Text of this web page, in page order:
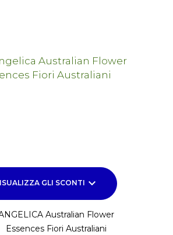
GLI SCONTI keyboard_arrow_down
Australian Flower
Essences Fiori Australiani